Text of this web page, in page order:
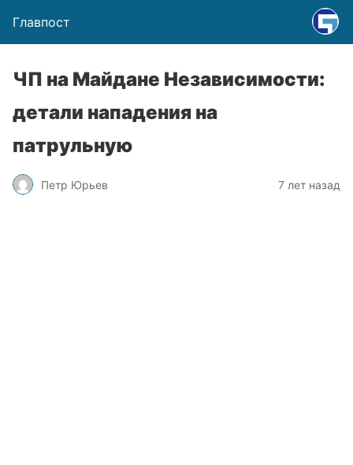
Главпост
ЧП на Майдане Независимости:
детали нападения на
патрульную
Петр Юрьев 7 лет назад